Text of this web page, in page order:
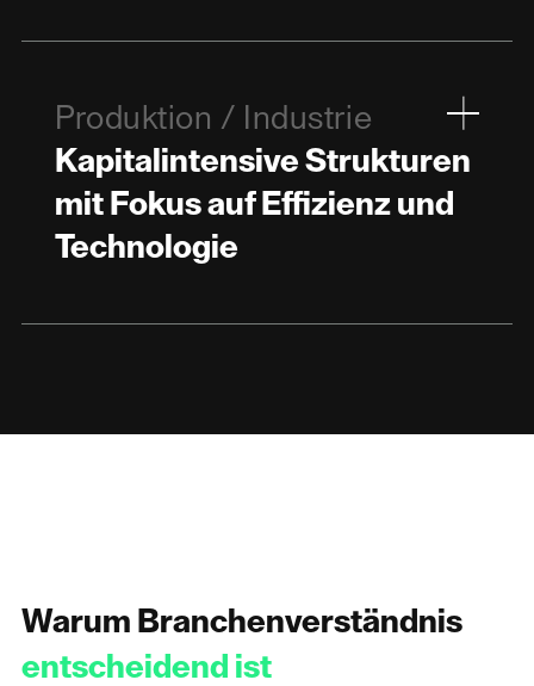
Produktion / Industrie
Kapitalintensive Strukturen
mit Fokus auf Effizienz und
Technologie
Warum Branchenverständnis
entscheidend ist